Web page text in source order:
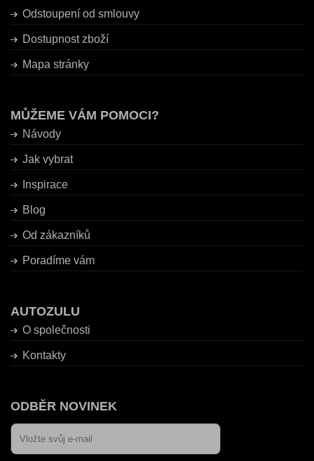
Odstoupení od smlouvy
Dostupnost zboží
Mapa stránky
MŮŽEME VÁM POMOCI?
Návody
Jak vybrat
Inspirace
Blog
Od zákazníků
Poradíme vám
AUTOZULU
O společnosti
Kontakty
ODBĚR NOVINEK